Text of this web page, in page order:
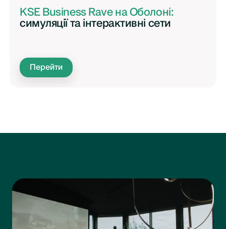
KSE Business Rave на Оболоні:
симуляції та інтерактивні сети
Перейти